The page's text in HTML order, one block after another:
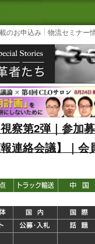
物流ニュースサイト
3PL, SCM
のお申込み 物流セミナー
察第2弾｜参加
連絡会議】｜会